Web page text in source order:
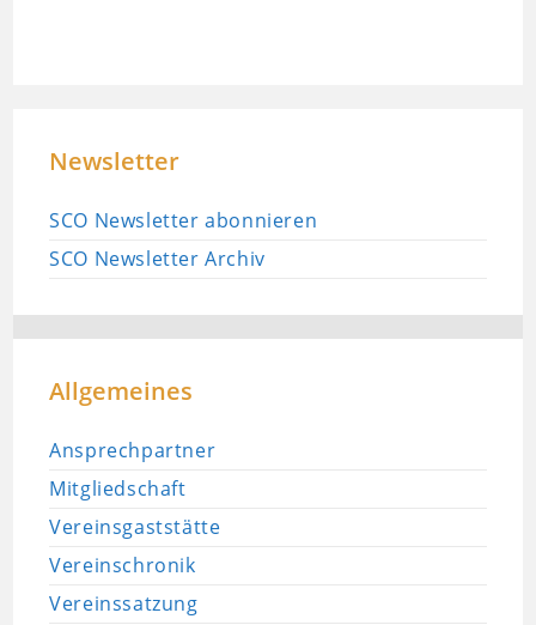
Newsletter
SCO Newsletter abonnieren
SCO Newsletter Archiv
Allgemeines
Ansprechpartner
Mitgliedschaft
Vereinsgaststätte
Vereinschronik
Vereinssatzung